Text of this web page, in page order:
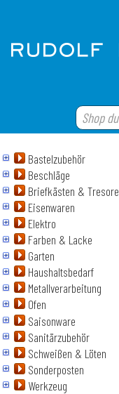
Bastelzubehör
Beschläge
Briefkästen & Tresore
Eisenwaren
Elektro
Farben & Lacke
Garten
Haushaltsbedarf
Metallverarbeitung
Ofen
Saisonware
Sanitärzubehör
Schweißen & Löten
Sonderposten
Werkzeug